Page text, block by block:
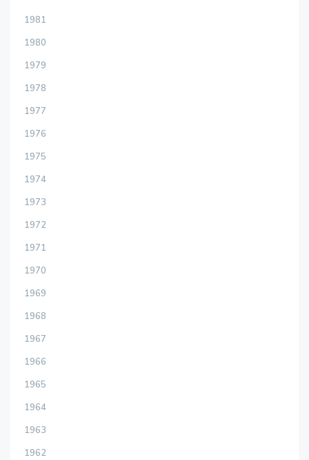
1981
1980
1979
1978
1977
1976
1975
1974
1973
1972
1971
1970
1969
1968
1967
1966
1965
1964
1963
1962